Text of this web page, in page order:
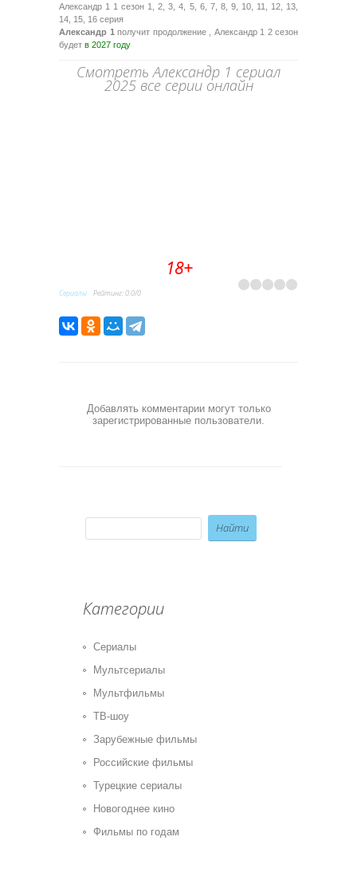
Александр 1 1 сезон 1, 2, 3, 4, 5, 6, 7, 8, 9, 10, 11, 12, 13,
14, 15, 16 серия
Александр 1 получит продолжение , Александр 1 2 сезон
будет в 2027 году
Смотреть Александр 1 сериал
2025 все серии онлайн
18+
Сериалы Рейтинг:0.0/0
Добавлять комментарии могут только
зарегистрированные пользователи.
Категории
Сериалы
Мультсериалы
Мультфильмы
ТВ-шоу
Зарубежные фильмы
Российские фильмы
Турецкие сериалы
Новогоднее кино
Фильмы по годам